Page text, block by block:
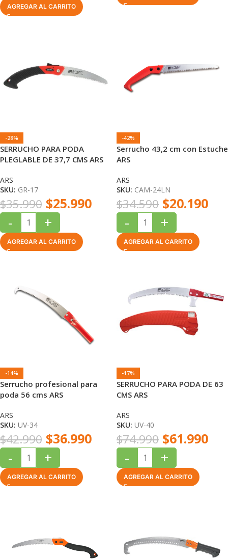
AGREGAR AL CARRITO
-28%
SERRUCHO PARA PODA
PLEGLABLE DE 37,7 CMS ARS
ARS
SKU: GR-17
$35.990 $25.990
- +
AGREGAR AL CARRITO
-42%
Serrucho 43,2 cm con Estuche
ARS
ARS
SKU: CAM-24LN
$34.590 $20.190
- +
AGREGAR AL CARRITO
-14%
Serrucho profesional para
poda 56 cms ARS
ARS
SKU: UV-34
$42.990 $36.990
- +
AGREGAR AL CARRITO
-17%
SERRUCHO PARA PODA DE 63
CMS ARS
ARS
SKU: UV-40
$74.990 $61.990
- +
AGREGAR AL CARRITO